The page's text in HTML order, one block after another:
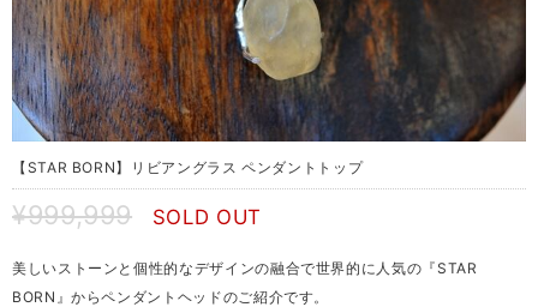
【STAR BORN】リビアングラス ペンダントトップ
¥999,999 SOLD OUT
美しいストーンと個性的なデザインの融合で世界的に人気の『STAR
BORN』からペンダントヘッドのご紹介です。